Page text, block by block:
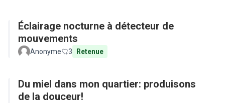
Éclairage nocturne à détecteur de
mouvements
Anonyme 3 Retenue
Du miel dans mon quartier: produisons
de la douceur!